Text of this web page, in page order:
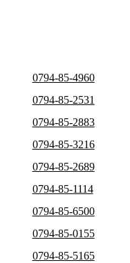
0794-85-4960
0794-85-2531
0794-85-2883
0794-85-3216
0794-85-2689
0794-85-1114
0794-85-6500
0794-85-0155
0794-85-5165